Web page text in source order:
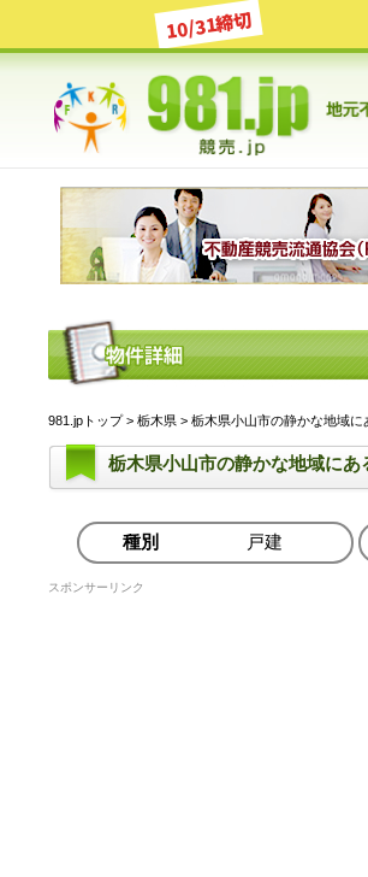
10/31締切
981.jpトップ> 栃木県 > 栃木県小山市の静かな地域
栃木県小山市の静かな地域にあ
種別 戸建
スポンサーリンク